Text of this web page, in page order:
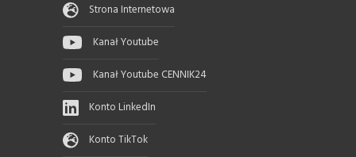
Strona Internetowa
Kanał Youtube
Kanał Youtube CENNIK24
Konto LinkedIn
Konto TikTok